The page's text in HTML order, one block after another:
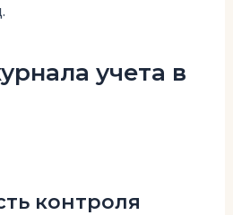
учета в
контроля